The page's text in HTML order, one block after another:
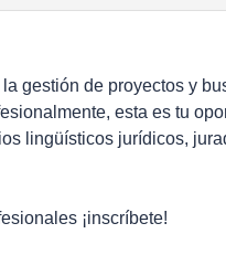
gestión de proyectos y
esta es tu
lingüísticos jurídicos,
¡inscríbete!